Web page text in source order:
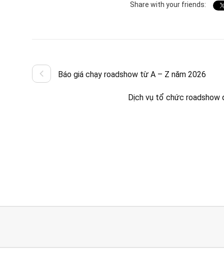
Share with your friends:
Báo giá chạy roadshow từ A – Z năm 2026
Dịch vụ tổ chức roadshow